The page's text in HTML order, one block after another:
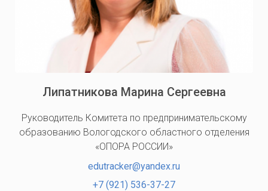
Липатникова Марина Сергеевна
Руководитель Комитета по предпринимательскому
образованию Вологодского областного отделения
«ОПОРА РОССИИ»
edutracker@yandex.ru
+7 (921) 536-37-27